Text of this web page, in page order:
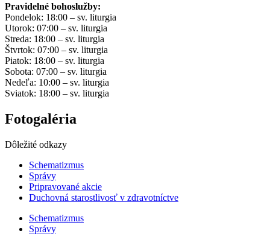
Pravidelné bohoslužby:
Pondelok: 18:00 – sv. liturgia
Utorok: 07:00 – sv. liturgia
Streda: 18:00 – sv. liturgia
Štvrtok: 07:00 – sv. liturgia
Piatok: 18:00 – sv. liturgia
Sobota: 07:00 – sv. liturgia
Nedeľa: 10:00 – sv. liturgia
Sviatok: 18:00 – sv. liturgia
Fotogaléria
Dôležité odkazy
Schematizmus
Správy
Pripravované akcie
Duchovná starostlivosť v zdravotníctve
Schematizmus
Správy